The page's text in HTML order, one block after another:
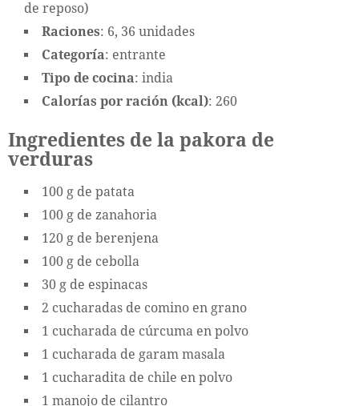
de reposo)
Raciones: 6, 36 unidades
Categoría: entrante
Tipo de cocina: india
Calorías por ración (kcal): 260
Ingredientes de la pakora de
verduras
100 g de patata
100 g de zanahoria
120 g de berenjena
100 g de cebolla
30 g de espinacas
2 cucharadas de comino en grano
1 cucharada de cúrcuma en polvo
1 cucharada de garam masala
1 cucharadita de chile en polvo
1 manojo de cilantro